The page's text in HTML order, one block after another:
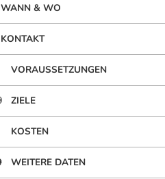
WANN & WO
KONTAKT
VORAUSSETZUNGEN
ZIELE
KOSTEN
WEITERE DATEN